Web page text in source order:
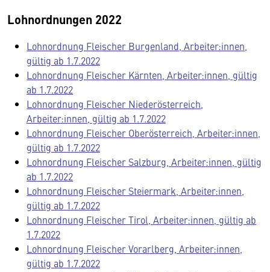
Lohnordnungen 2022
Lohnordnung Fleischer Burgenland, Arbeiter:innen,
gültig ab 1.7.2022
Lohnordnung Fleischer Kärnten, Arbeiter:innen, gültig
ab 1.7.2022
Lohnordnung Fleischer Niederösterreich,
Arbeiter:innen, gültig ab 1.7.2022
Lohnordnung Fleischer Oberösterreich, Arbeiter:innen,
gültig ab 1.7.2022
Lohnordnung Fleischer Salzburg, Arbeiter:innen, gültig
ab 1.7.2022
Lohnordnung Fleischer Steiermark, Arbeiter:innen,
gültig ab 1.7.2022
Lohnordnung Fleischer Tirol, Arbeiter:innen, gültig ab
1.7.2022
Lohnordnung Fleischer Vorarlberg, Arbeiter:innen,
gültig ab 1.7.2022